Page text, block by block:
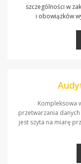
szczególności w
i obowiązków
Kompleksowa
przetwarzania
jest szyta na miarę